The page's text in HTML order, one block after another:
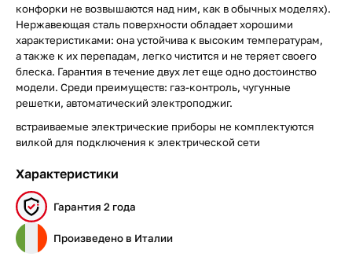
конфорки не возвышаются над ним, как в обычных моделях).
Нержавеющая сталь поверхности обладает хорошими
характеристиками: она устойчива к высоким температурам,
а также к их перепадам, легко чистится и не теряет своего
блеска. Гарантия в течение двух лет еще одно достоинство
модели. Среди преимуществ: газ-контроль, чугунные
решетки, автоматический электроподжиг.
встраиваемые электрические приборы не комплектуются
вилкой для подключения к электрической сети
Характеристики
Гарантия 2 года
Произведено в Италии